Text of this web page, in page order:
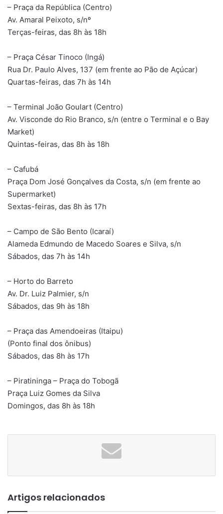
– Praça da República (Centro)
Av. Amaral Peixoto, s/nº
Terças-feiras, das 8h às 18h
– Praça César Tinoco (Ingá)
Rua Dr. Paulo Alves, 137 (em frente ao Pão de Açúcar)
Quartas-feiras, das 7h às 14h
– Terminal João Goulart (Centro)
Av. Visconde do Rio Branco, s/n (entre o Terminal e o Bay
Market)
Quintas-feiras, das 8h às 18h
– Cafubá
Praça Dom José Gonçalves da Costa, s/n (em frente ao
Supermarket)
Sextas-feiras, das 8h às 17h
– Campo de São Bento (Icaraí)
Alameda Edmundo de Macedo Soares e Silva, s/n
Sábados, das 7h às 14h
– Horto do Barreto
Av. Dr. Luiz Palmier, s/n
Sábados, das 9h às 18h
– Praça das Amendoeiras (Itaipu)
(Ponto final dos ônibus)
Sábados, das 8h às 17h
– Piratininga – Praça do Tobogã
Praça Luiz Gomes da Silva
Domingos, das 8h às 18h
Artigos relacionados